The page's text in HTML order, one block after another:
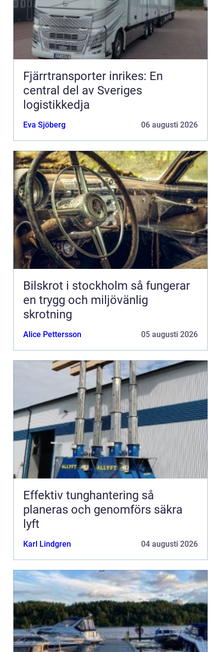
Fjärrtransporter inrikes: En
central del av Sveriges
logistikkedja
Eva Sjöberg 06 augusti 2026
Bilskrot i stockholm så fungerar
en trygg och miljövänlig
skrotning
Alice Pettersson 05 augusti 2026
Effektiv tunghantering så
planeras och genomförs säkra
lyft
Karl Lindgren 04 augusti 2026